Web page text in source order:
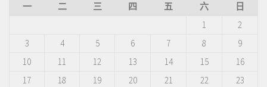
一
二 三 四 五 六
日
1
2
3
4 5 6 7 8
9
10
11 12 13 14 15
16
17
18 19 20 21 22
23